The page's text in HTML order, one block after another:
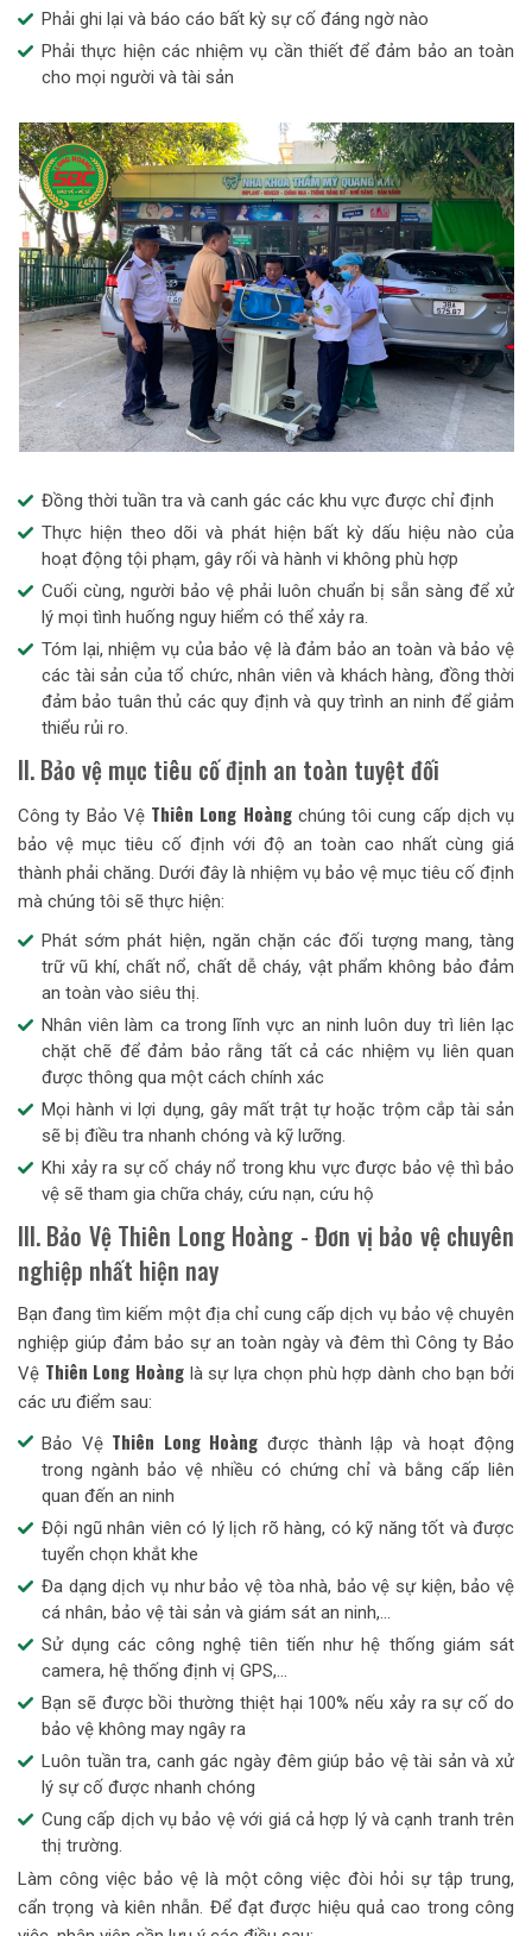
Phải ghi lại và báo cáo bất kỳ sự cố đáng ngờ nào
Phải thực hiện các nhiệm vụ cần thiết để đảm bảo an toàn
cho mọi người và tài sản
Đồng thời tuần tra và canh gác các khu vực được chỉ định
Thực hiện theo dõi và phát hiện bất kỳ dấu hiệu nào của
hoạt động tội phạm, gây rối và hành vi không phù hợp
Cuối cùng, người bảo vệ phải luôn chuẩn bị sẵn sàng để xử
lý mọi tình huống nguy hiểm có thể xảy ra.
Tóm lại, nhiệm vụ của bảo vệ là đảm bảo an toàn và bảo vệ
các tài sản của tổ chức, nhân viên và khách hàng, đồng thời
đảm bảo tuân thủ các quy định và quy trình an ninh để giảm
thiểu rủi ro.
II. Bảo vệ mục tiêu cố định an toàn tuyệt đối
Công ty Bảo Vệ Thiên Long Hoàngchúng tôi cung cấp dịch vụ
bảo vệ mục tiêu cố định với độ an toàn cao nhất cùng giá
thành phải chăng. Dưới đây là nhiệm vụ bảo vệ mục tiêu cố định
mà chúng tôi sẽ thực hiện:
Phát sớm phát hiện, ngăn chặn các đối tượng mang, tàng
trữ vũ khí, chất nổ, chất dễ cháy, vật phẩm không bảo đảm
an toàn vào siêu thị.
Nhân viên làm ca trong lĩnh vực an ninh luôn duy trì liên lạc
chặt chẽ để đảm bảo rằng tất cả các nhiệm vụ liên quan
được thông qua một cách chính xác
Mọi hành vi lợi dụng, gây mất trật tự hoặc trộm cắp tài sản
sẽ bị điều tra nhanh chóng và kỹ lưỡng.
Khi xảy ra sự cố cháy nổ trong khu vực được bảo vệ thì bảo
vệ sẽ tham gia chữa cháy, cứu nạn, cứu hộ
III. Bảo Vệ Thiên Long Hoàng - Đơn vị bảo vệ chuyên
nghiệp nhất hiện nay
Bạn đang tìm kiếm một địa chỉ cung cấp dịch vụ bảo vệ chuyên
nghiệp giúp đảm bảo sự an toàn ngày và đêm thì Công ty Bảo
Vệ Thiên Long Hoàng là sự lựa chọn phù hợp dành cho bạn bởi
các ưu điểm sau:
Bảo Vệ Thiên Long Hoàng được thành lập và hoạt động
trong ngành bảo vệ nhiều có chứng chỉ và bằng cấp liên
quan đến an ninh
Đội ngũ nhân viên có lý lịch rõ hàng, có kỹ năng tốt và được
tuyển chọn khắt khe
Đa dạng dịch vụ như bảo vệ tòa nhà, bảo vệ sự kiện, bảo vệ
cá nhân, bảo vệ tài sản và giám sát an ninh,...
Sử dụng các công nghệ tiên tiến như hệ thống giám sát
camera, hệ thống định vị GPS,...
Bạn sẽ được bồi thường thiệt hại 100% nếu xảy ra sự cố do
bảo vệ không may ngây ra
Luôn tuần tra, canh gác ngày đêm giúp bảo vệ tài sản và xử
lý sự cố được nhanh chóng
Cung cấp dịch vụ bảo vệ với giá cả hợp lý và cạnh tranh trên
thị trường.
Làm công việc bảo vệ là một công việc đòi hỏi sự tập trung,
cẩn trọng và kiên nhẫn. Để đạt được hiệu quả cao trong công